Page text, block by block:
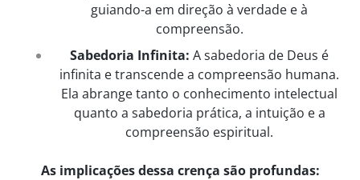
guiando-a em direção à verdade e à
compreensão.
Sabedoria Infinita: A sabedoria de Deus é
infinita e transcende a compreensão humana.
Ela abrange tanto o conhecimento intelectual
quanto a sabedoria prática, a intuição e a
compreensão espiritual.
As implicações dessa crença são profundas: